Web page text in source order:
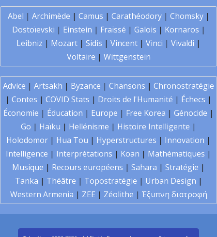
Abel | Archimède | Camus | Carathéodory| Chomsky|
Dostoïevski | Einstein | Fraïssé | Galois | Kornaros |
Leibniz | Mozart | Sidis | Vincent | Vinci | Vivaldi |
Voltaire | Wittgenstein
Advice | Artsakh | Byzance | Chansons | Chronostratégie
| Contes | COVID Stats | Droits de l'Humanité | Échecs |
Économie | Éducation | Europe | Free Korea | Génocide |
Go | Haïku | Hellénisme | Histoire Intelligente |
Holodomor | Hua Tou | Hyperstructures | Innovation |
Intelligence | Interprétations | Koan | Mathématiques |
Musique | Recours européens | Sahara | Stratégie |
Tanka | Théâtre | Topostratégie | Urban Design |
Western Armenia | ZEE | Zéolithe | Έξυπνη διατροφή